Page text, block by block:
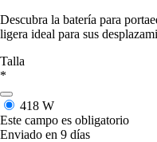
Descubra la batería para
ligera ideal para sus
Talla
*
418 W
Este campo es obligatorio
Enviado en 9 días